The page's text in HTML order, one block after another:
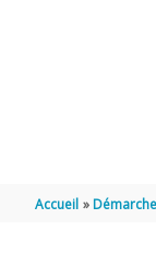
Accueil